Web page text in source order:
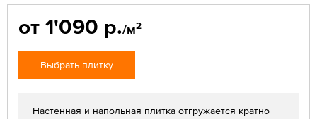
от 1'090 р./м2
Выбрать плитку
Настенная и напольная плитка отгружается кратно